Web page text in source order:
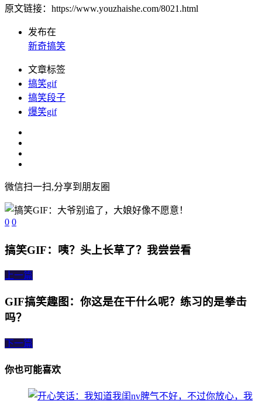
原文链接：https://www.youzhaishe.com/8021.html
发布在
新奇搞笑
文章标签
搞笑gif
搞笑段子
爆笑gif
微信扫一扫,分享到朋友圈
0 0
搞笑GIF：咦？头上长草了？我尝尝看
上一篇
GIF搞笑趣图：你这是在干什么呢？练习的是拳击
吗？
下一篇
你也可能喜欢